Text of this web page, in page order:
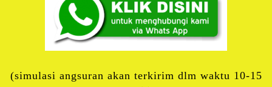
(simulasi angsuran akan terkirim dlm waktu 10-15